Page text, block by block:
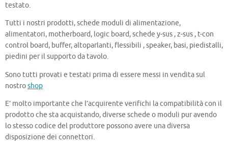
testato.
Tutti i nostri prodotti, schede moduli di alimentazione,
alimentatori, motherboard, logic board, schede y-sus , z-sus , t-con
control board, buffer, altoparlanti, flessibili , speaker, basi, piedistalli,
piedini per il supporto da tavolo.
Sono tutti provati e testati prima di essere messi in vendita sul
nostroshop
E’ molto importante che l’acquirente verifichi la compatibilità con il
prodotto che sta acquistando, diverse schede o moduli pur avendo
lo stesso codice del produttore possono avere una diversa
disposizione dei connettori.